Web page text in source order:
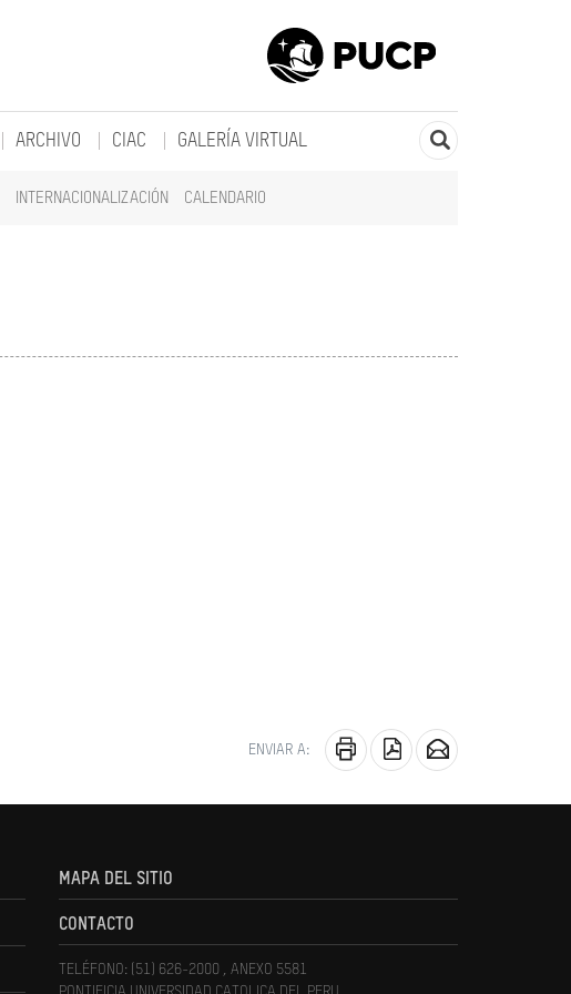
INTERNACIONALIZACIÓN CALENDARIO
ARCHIVO CIAC GALERÍA VIRTUAL
ENVIAR A:
MAPA DEL SITIO
CONTACTO
TELÉFONO: (51) 626-2000 , ANEXO 5581